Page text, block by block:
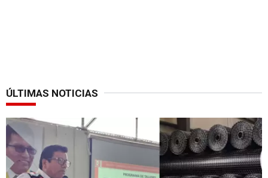
ÚLTIMAS NOTICIAS